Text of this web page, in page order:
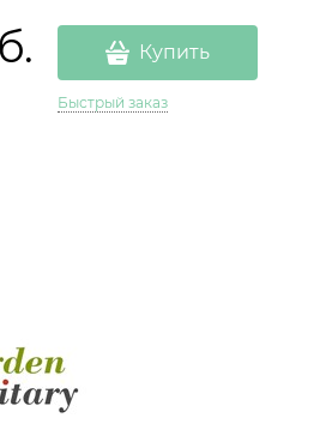
Купить
Быстрый заказ